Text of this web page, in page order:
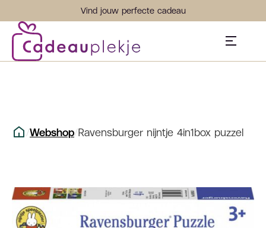
Vind jouw perfecte cadeau
/Webshop/Ravensburger nijntje 4in1box puzzel